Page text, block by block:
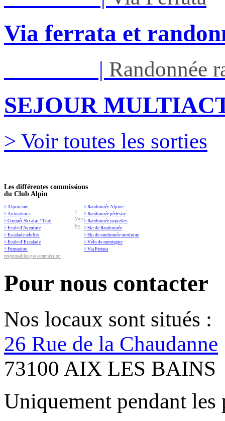
Via ferrata et
| Randonnée
SEJOUR
> Voir toutes les sorties
Les différentes commissions
du Club Alpin
> Alpinisme
> Animations
> Compét Ski alpi / Trail
> Ecole d'Aventure
> Escalade adultes
> Ecole d’Escalade
> Formation
> Randonnée Alpine
> Randonnée pédestre
> Randonnée raquettes
> Ski de Randonnée
> Ski de randonnée nordique
> Vélo de montagne
> Via Ferrata
>
Voir
les
responsables par commission
Pour nous contacter
Nos locaux sont situés :
26 Rue de la Chaudanne
73100 AIX LES BAINS
Uniquement pendant les